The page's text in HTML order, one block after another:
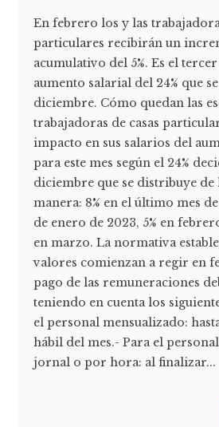
En febrero los y las
particulares recibirán un
acumulativo del 5%. Es el
aumento salarial del 24% que
diciembre. Cómo quedan las
trabajadoras de casas
impacto en sus salarios del
para este mes según el 24%
diciembre que se distribuye de
manera: 8% en el último mes
de enero de 2023, 5% en
en marzo. La normativa
valores comienzan a regir en
pago de las remuneraciones
teniendo en cuenta los
el personal mensualizado:
hábil del mes.- Para el
jornal o por hora: al finalizar...